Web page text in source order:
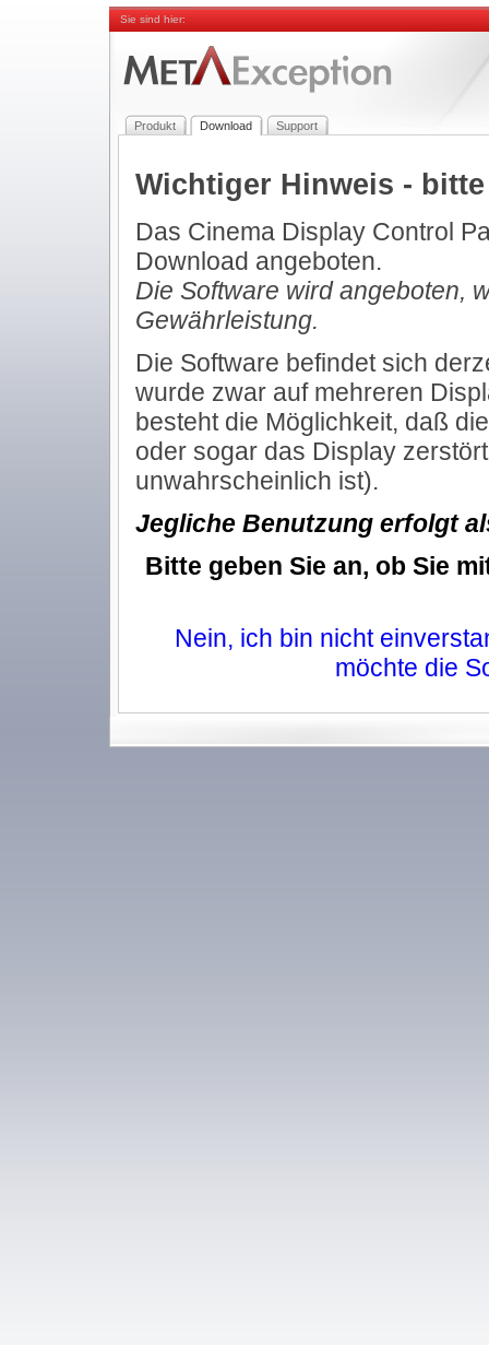
Sie sind hier:
Produkt Download Support
Wichtiger Hinweis -
Das Cinema Display Control
Download angeboten.
Die Software wird angeboten,
Gewährleistung.
Die Software befindet sich
wurde zwar auf mehreren
besteht die Möglichkeit, daß
oder sogar das Display
unwahrscheinlich ist).
Jegliche Benutzung erfolgt
Bitte geben Sie an, ob Sie
Nein, ich bin nicht
möchte die